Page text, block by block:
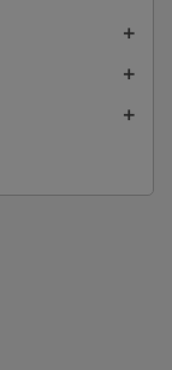
add
add
add